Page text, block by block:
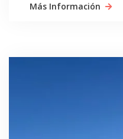
Más Información